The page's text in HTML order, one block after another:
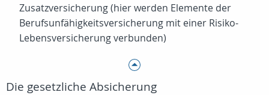
Zusatzversicherung (hier werden Elemente der
Berufsunfähigkeitsversicherung mit einer Risiko-
Lebensversicherung verbunden)
Die gesetzliche Absicherung